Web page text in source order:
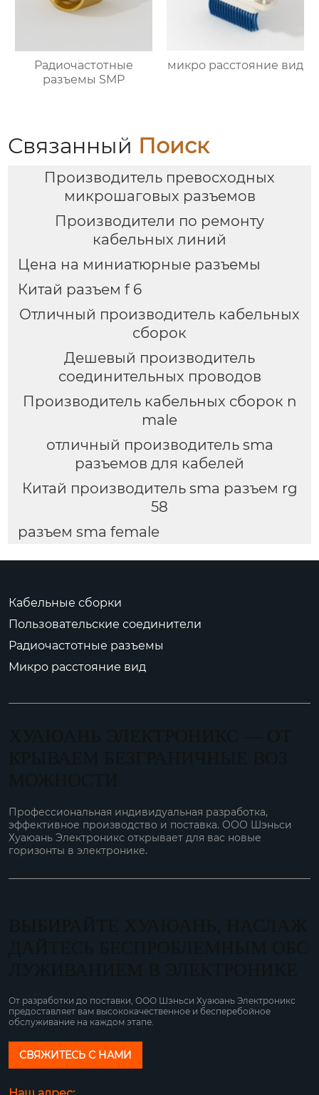
Радиочастотные
разъемы SMP
микро расстояние вид
Связанный Поиск
Производитель превосходных
микрошаговых разъемов
Производители по ремонту
кабельных линий
Цена на миниатюрные разъемы
Китай разъем f 6
Отличный производитель кабельных
сборок
Дешевый производитель
соединительных проводов
Производитель кабельных сборок n
male
отличный производитель sma
разъемов для кабелей
Китай производитель sma разъем rg
58
разъем sma female
Кабельные сборки
Пользовательские соединители
Радиочастотные разъемы
Микро расстояние вид
Профессиональная индивидуальная разработка,
эффективное производство и поставка. ООО Шэньси
Хуаюань Электроникс открывает для вас новые
горизонты в электронике.
От разработки до поставки, ООО Шэньси Хуаюань Электроникс
предоставляет вам высококачественное и бесперебойное
обслуживание на каждом этапе.
СВЯЖИТЕСЬ С НАМИ